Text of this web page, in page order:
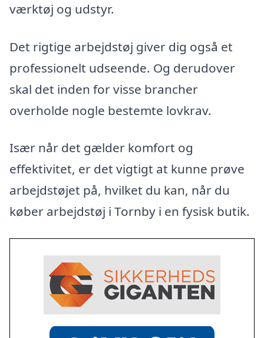
værktøj og udstyr.
Det rigtige arbejdstøj giver dig også et
professionelt udseende. Og derudover
skal det inden for visse brancher
overholde nogle bestemte lovkrav.
Især når det gælder komfort og
effektivitet, er det vigtigt at kunne prøve
arbejdstøjet på, hvilket du kan, når du
køber arbejdstøj i Tornby i en fysisk butik.